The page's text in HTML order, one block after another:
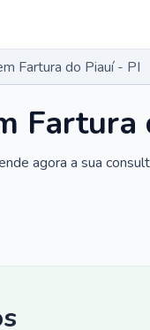
Fartura do Piauí - PI
Fartura
agora a sua